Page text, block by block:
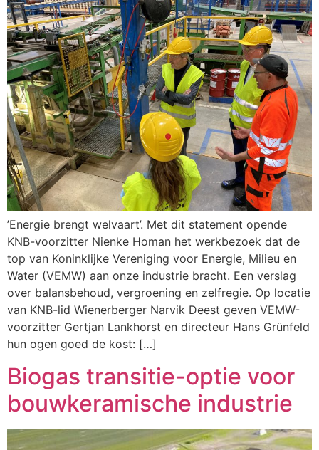
’Energie brengt welvaart’. Met dit statement opende
KNB-voorzitter Nienke Homan het werkbezoek dat de
top van Koninklijke Vereniging voor Energie, Milieu en
Water (VEMW) aan onze industrie bracht. Een verslag
over balansbehoud, vergroening en zelfregie. Op locatie
van KNB-lid Wienerberger Narvik Deest geven VEMW-
voorzitter Gertjan Lankhorst en directeur Hans Grünfeld
hun ogen goed de kost: […]
Biogas transitie-optie voor
bouwkeramische industrie